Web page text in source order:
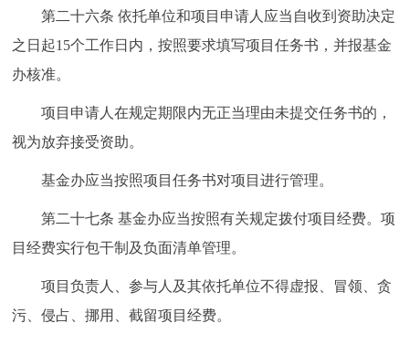
第二十六条 依托单位和项目申请人应当自收到资助决定
之日起15个工作日内，按照要求填写项目任务书，并报基金
办核准。
项目申请人在规定期限内无正当理由未提交任务书的，
视为放弃接受资助。
基金办应当按照项目任务书对项目进行管理。
第二十七条 基金办应当按照有关规定拨付项目经费。项
目经费实行包干制及负面清单管理。
项目负责人、参与人及其依托单位不得虚报、冒领、贪
污、侵占、挪用、截留项目经费。